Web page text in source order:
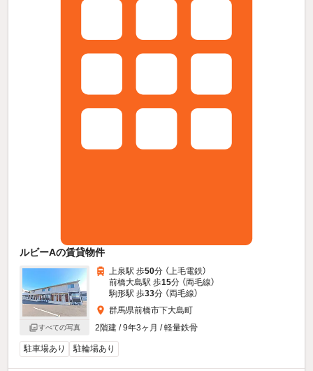
ルビーAの賃貸物件
すべての写真
上泉駅 歩50分 （上毛電鉄）
前橋大島駅 歩15分 （両毛線）
駒形駅 歩33分 （両毛線）
群馬県前橋市下大島町
2階建 / 9年3ヶ月 / 軽量鉄骨
駐車場あり 駐輪場あり